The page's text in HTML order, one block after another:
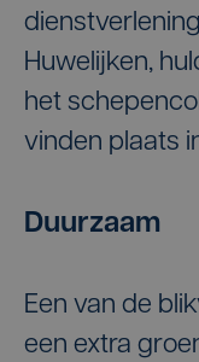
Huwelijken,
het
vinden plaats
Duurzaam
Een van de
een extra